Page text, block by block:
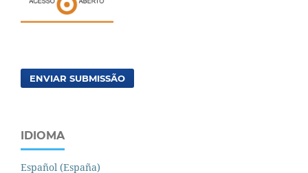
ENVIAR SUBMISSÃO
IDIOMA
Español (España)